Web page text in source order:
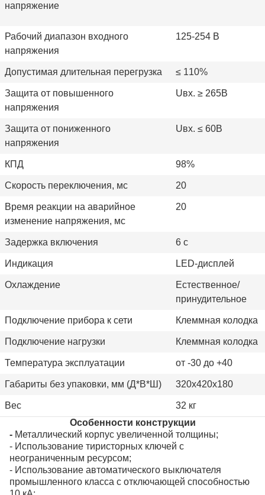
напряжение
Рабочий диапазон входного
напряжения
125-254 В
Допустимая длительная перегрузка ≤ 110%
Защита от повышенного
напряжения
Uвх. ≥ 265В
Защита от пониженного
напряжения
Uвх. ≤ 60В
КПД 98%
Скорость переключения, мс 20
Время реакции на аварийное
изменение напряжения, мс
20
Задержка включения 6 с
Индикация LED-дисплей
Охлаждение
Естественное/
принудительное
Подключение прибора к сети Клеммная колодка
Подключение нагрузки Клеммная колодка
Температура эксплуатации от -30 до +40
Габариты без упаковки, мм (Д*В*Ш) 320х420х180
Вес
32 кг
Особенности конструкции
- Металлический корпус увеличенной толщины;
- Использование тиристорных ключей с
неограниченным ресурсом;
- Использование автоматического выключателя
промышленного класса с отключающей способностью